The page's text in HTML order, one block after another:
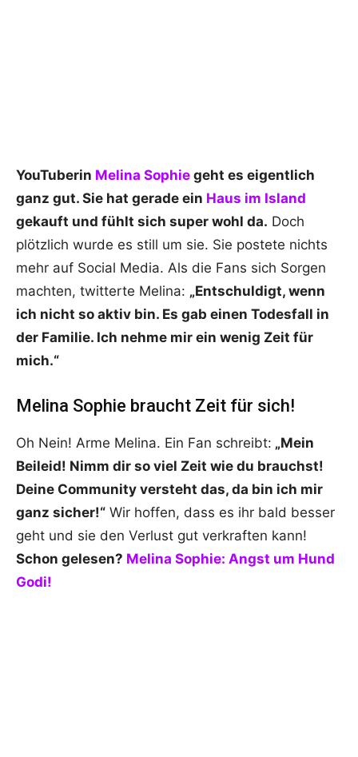
YouTuberin Melina Sophie geht es eigentlich
ganz gut. Sie hat gerade ein Haus im Island
gekauft und fühlt sich super wohl da. Doch
plötzlich wurde es still um sie. Sie postete nichts
mehr auf Social Media. Als die Fans sich Sorgen
machten, twitterte Melina: „Entschuldigt, wenn
ich nicht so aktiv bin. Es gab einen Todesfall in
der Familie. Ich nehme mir ein wenig Zeit für
mich.“
Melina Sophie braucht Zeit für sich!
Oh Nein! Arme Melina. Ein Fan schreibt: „Mein
Beileid! Nimm dir so viel Zeit wie du brauchst!
Deine Community versteht das, da bin ich mir
ganz sicher!“ Wir hoffen, dass es ihr bald besser
geht und sie den Verlust gut verkraften kann!
Schon gelesen? Melina Sophie: Angst um Hund
Godi!